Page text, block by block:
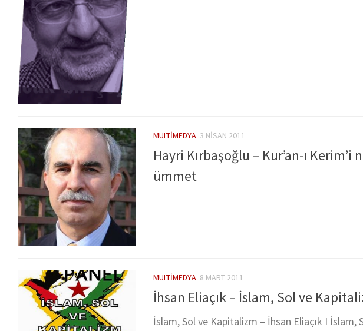
MULTIMEDYA 3 NISAN 2011
Hayri Kırbaşoğlu – Kur’an-ı Kerim’i
ümmet
MULTIMEDYA 8 MART 2011
İhsan Eliaçık – İslam, Sol ve
İslam, Sol ve Kapitalizm – İhsan Eliaçık I İslam,